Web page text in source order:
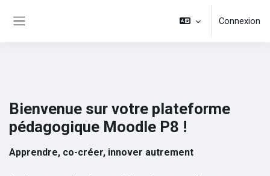
Connexion
Bienvenue sur votre plateforme
pédagogique Moodle P8 !
Apprendre, co-créer, innover autrement